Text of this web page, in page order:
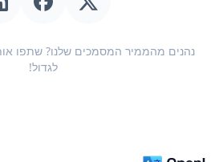
נהנים מהממיר המסמכים שלנו? שתפו
לגדול!